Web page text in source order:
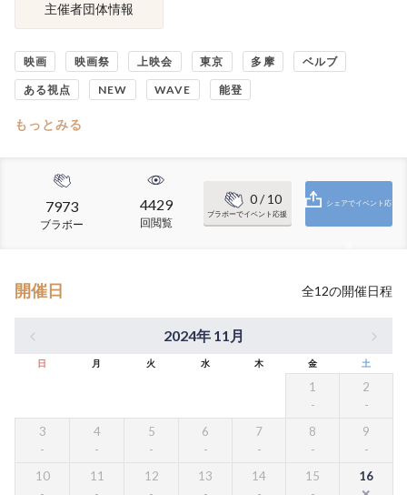
主催者団体情報
映画 映画祭 上映会 東京 多摩 ベルブ
ある視点 NEW WAVE 能登
もっとみる
7973
ブラボー
4429
回閲覧
0/ 10
ブラボーでイベント応援
シェアでイベント応
開催日 全12の開催日程
2024年 11月
日 月 火 水 木 金 土
1 2
3 4 5 6 7 8 9
10 11 12 13 14 15 16